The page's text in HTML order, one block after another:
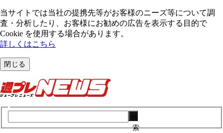
当サイトでは当社の提携先等がお客様のニーズ等について調
査・分析したり、お客様にお勧めの広告を表⽰する⽬的で
Cookie を使⽤する場合があります。
詳しくはこちら
閉じる
索